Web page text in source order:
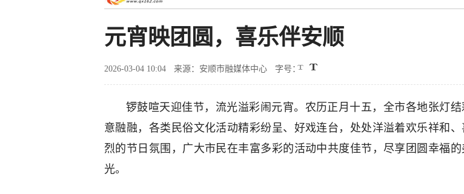
元宵映团圆，喜乐伴安顺
2026-03-04 10:04 来源：安顺市融媒体中心 字号：
锣鼓喧天迎佳节，流光溢彩闹元宵。农历正月十五，全市各地张灯
意融融，各类民俗文化活动精彩纷呈、好戏连台，处处洋溢着欢乐祥和
烈的节日氛围，广大市民在丰富多彩的活动中共度佳节，尽享团圆幸福
光。